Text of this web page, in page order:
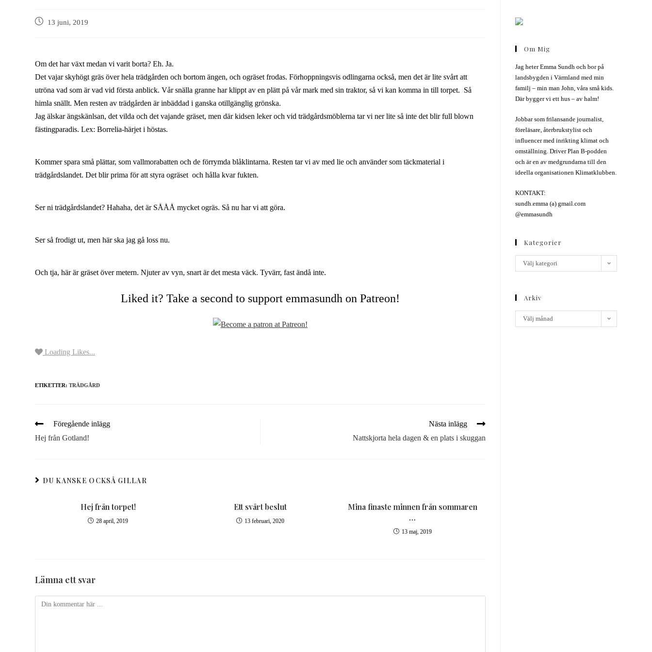
13 juni, 2019
Om det har växt medan vi varit borta? Eh. Ja.
Det vajar skyhögt gräs över hela trädgården och bortom ängen, och ogräset frodas. Förhoppningsvis odlingarna också, men det är lite svårt att
utröna vad som är vad vid första anblick. Vår snälla granne har klippt av en plätt på vår mark med sin traktor, så vi kan komma in till torpet. Så
himla snällt. Men resten av trädgården är inbäddad i ganska otillgänglig grönska.
Jag älskar ängskänlsan, det vilda och det vajande gräset, men där kidsen leker och vid trädgårdsmöblerna tar vi ner lite så inte det blir full blown
fästingparadis. Lex: Borrelia-härjet i höstas.
Kommer spara små plättar, som vallmorabatten och de förrymda blåklintarna. Resten tar vi av med lie och använder som täckmaterial i
trädgårdslandet. Det blir prima för att styra ogräset och hålla kvar fukten.
Ser ni trädgårdslandet? Hahaha, det är SÅÅÅ mycket ogräs. Så nu har vi att göra.
Ser så frodigt ut, men här ska jag gå loss nu.
Och tja, här är gräset över metern. Njuter av vyn, snart är det mesta väck. Tyvärr, fast ändå inte.
Liked it? Take a second to support emmasundh on Patreon!
Loading Likes...
ETIKETTER: TRÄDGÅRD
Föregående inlägg
Hej från Gotland!
Nästa inlägg
Nattskjorta hela dagen & en plats i skuggan
DU KANSKE OCKSÅ GILLAR
Hej från torpet!
28 april, 2019
Ett svårt beslut
13 februari, 2020
Mina finaste minnen från sommaren
…
13 maj, 2019
Lämna ett svar
Om Mig
Jag heter Emma Sundh och bor på
landsbygden i Värmland med min
familj – min man John, våra små kids.
Där bygger vi ett hus – av halm!
Jobbar som frilansande journalist,
föreläsare, återbrukstylist och
influencer med inrikting klimat och
omställning. Driver Plan B-podden
och är en av medgrundarna till den
ideella organisationen Klimatklubben.
KONTAKT:
sundh.emma (a) gmail.com
@emmasundh
Kategorier
Välj kategori
Arkiv
Välj månad